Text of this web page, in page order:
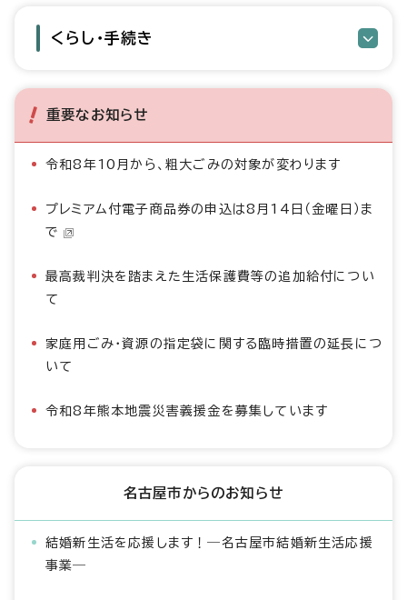
くらし・手続き
重要なお知らせ
令和8年10月から、粗大ごみの対象が変わります
プレミアム付電子商品券の申込は8月14日（金曜日）ま
で
最高裁判決を踏まえた生活保護費等の追加給付につい
て
家庭用ごみ・資源の指定袋に関する臨時措置の延長につ
いて
令和8年熊本地震災害義援金を募集しています
名古屋市からのお知らせ
結婚新生活を応援します！―名古屋市結婚新生活応援
事業―